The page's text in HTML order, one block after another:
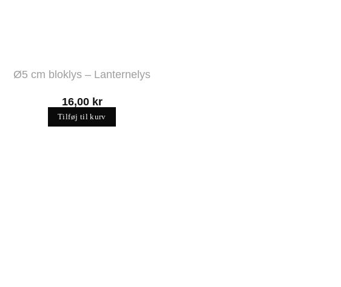
Ø5 cm bloklys – Lanternelys
16,00 kr
Tilføj til kurv